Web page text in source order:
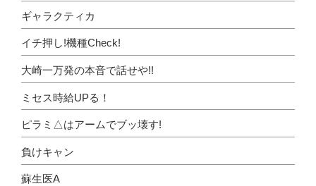
ギャラクティカ
イチ押し!機種Check!
大崎一万発の本音で話せや!!
ミセス時給UPる！
ピラミ△はアームでブッ壊す!
負けキャン
蘇生医A